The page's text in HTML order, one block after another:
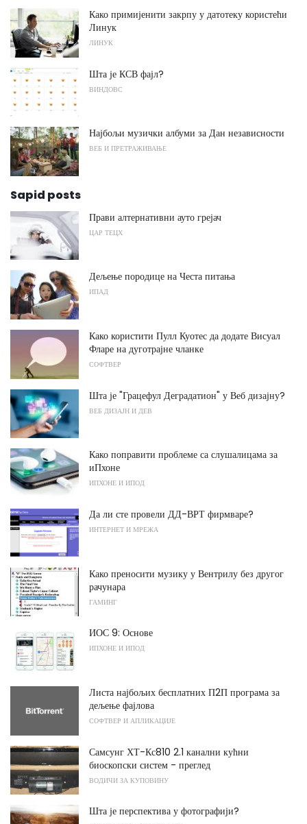
Како примијенити закрпу у датотеку користећи
Линук
ЛИНУК
Шта је КСВ фајл?
ВИНДОВС
Најбољи музички албуми за Дан независности
ВЕБ И ПРЕТРАЖИВАЊЕ
Sapid posts
Прави алтернативни ауто грејач
ЦАР ТЕЦХ
Дељење породице на Честа питања
ИПАД
Како користити Пулл Куотес да додате Висуал
Фларе на дуготрајне чланке
СОФТВЕР
Шта је "Грацефул Деградатион" у Веб дизајну?
ВЕБ ДИЗАЈН И ДЕВ
Како поправити проблеме са слушалицама за
иПхоне
ИПХОНЕ И ИПОД
Да ли сте провели ДД-ВРТ фирмваре?
ИНТЕРНЕТ И МРЕЖА
Како преносити музику у Вентрилу без другог
рачунара
ГАМИНГ
ИОС 9: Основе
ИПХОНЕ И ИПОД
Листа најбољих бесплатних П2П програма за
дељење фајлова
СОФТВЕР И АПЛИКАЦИЈЕ
Самсунг ХТ-Кс810 2.1 канални кућни
биоскопски систем - преглед
ВОДИЧИ ЗА КУПОВИНУ
Шта је перспектива у фотографији?